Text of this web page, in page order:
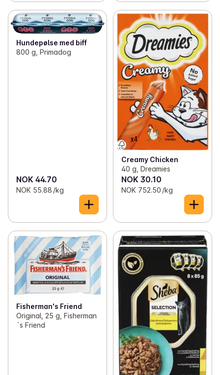
Hundepølse med biff
800 g, Primadog
NOK 44.70
NOK 55.88 /kg
Creamy Chicken
40 g, Dreamies
NOK 30.10
NOK 752.50 /kg
Fisherman's Friend
Original, 25 g, Fisherman
´s Friend